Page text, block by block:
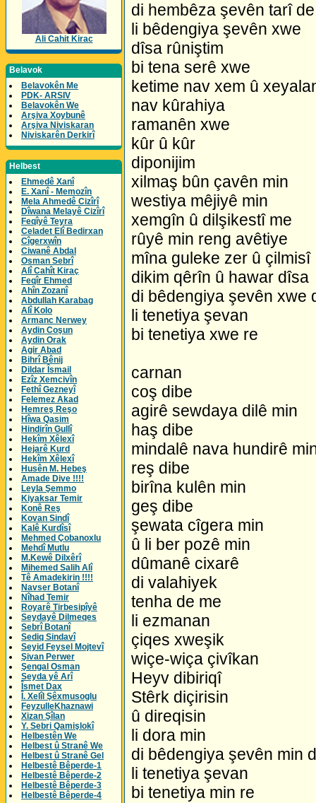
Ali Cahit Kirac
Belavok
Belavokên Me
PDK- ARSIV
Belavokên We
Arşiva Xoybunê
Arşiva Niviskaran
Niviskarên Derkirî
Helbest
Ehmedê Xanî
E. Xanî - Memozîn
Mela Ahmedê Cizîrî
Dîwana Melayê Cizîrî
Feqîyê Teyra
Celadet Elî Bedirxan
Cîgerxwîn
Ciwanê Abdal
Osman Sebrî
Alî Cahît Kiraç
Feqîr Ehmed
Ahîn Zozanî
Abdullah Karabag
Alî Kolo
Armanc Nerwey
Aydin Coşun
Aydin Orak
Agir Abad
Bihrî Bênij
Dildar Îsmail
Ezîz Xemcivîn
Fethî Gezneyî
Felemez Akad
Hemreş Reşo
Hîwa Qasim
Hindirîn Gullî
Hekîm Xêlexî
Hejarê Kurd
Hekîm Xêlexî
Husên M. Hebeş
Amade Dive !!!!
Leyla Şemmo
Kiyaksar Temir
Konê Reş
Kovan Sindî
Kalê Kurdîsî
Mehmed Çobanoxlu
Mehdî Mutlu
M.Kewê Dilxêrî
Mihemed Salih Alî
Tê Amadekirin !!!!
Navser Botanî
Nîhad Temir
Royarê Tirbesipîyê
Seydayê Dilmeqes
Sebrî Botanî
Sediq Sindavî
Seyid Feysel Mojtevî
Şivan Perwer
Şengal Osman
Seyda yê Arî
Îsmet Dax
Î. Xelîl Şêxmusoglu
FeyzulleKhaznawi
Xizan Şîlan
Y. Sebri Qamişlokî
Helbestên We
Helbest û Stranê We
Helbest û Stranê Gel
Helbestê Bêperde-1
Helbestê Bêperde-2
Helbestê Bêperde-3
Helbestê Bêperde-4
di hembêza şevên tarî de
li bêdengiya şevên xwe
dîsa rûniştim
bi tena serê xwe
ketime nav xem û
nav kûrahiya
ramanên xwe
kûr û kûr
diponijim
xilmaş bûn çavên min
westiya mêjiyê min
xemgîn û dilşikestî me
rûyê min reng avêtiye
mîna guleke zer û çilmisî
dikim qêrîn û hawar dîsa
di bêdengiya şevên xwe
li tenetiya şevan
bi tenetiya xwe re
carnan
coş dibe
agirê sewdaya dilê min
haş dibe
mindalê nava hundirê
reş dibe
birîna kulên min
geş dibe
şewata cîgera min
û li ber pozê min
dûmanê cixarê
di valahiyek
tenha de me
li ezmanan
çiqes xweşik
wiçe-wiça çivîkan
Heyv dibiriqî
Stêrk diçirisin
û direqisin
li dora min
di bêdengiya şevên min
li tenetiya şevan
bi tenetiya min re